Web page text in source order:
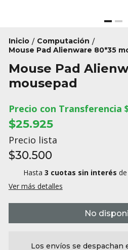
Inicio / Computación /
Mouse Pad Alienware 80*35
Mouse Pad
mousepad
Precio con Transferencia
$25.925
Precio lista
$30.500
Hasta 3 cuotas sin interés de
Ver más detalles
No
Los envíos se despachan